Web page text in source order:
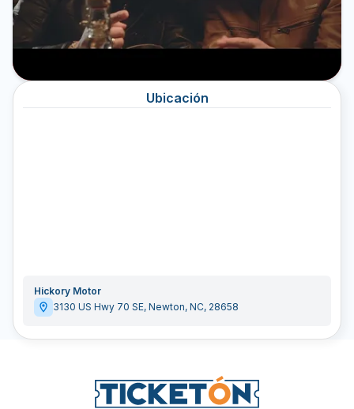
Ubicación
Hickory Motor
3130 US Hwy 70 SE, Newton, NC, 28658